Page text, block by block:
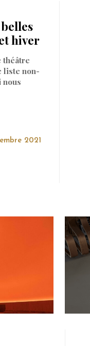
hiver
théâtre
liste non-
nous
2021